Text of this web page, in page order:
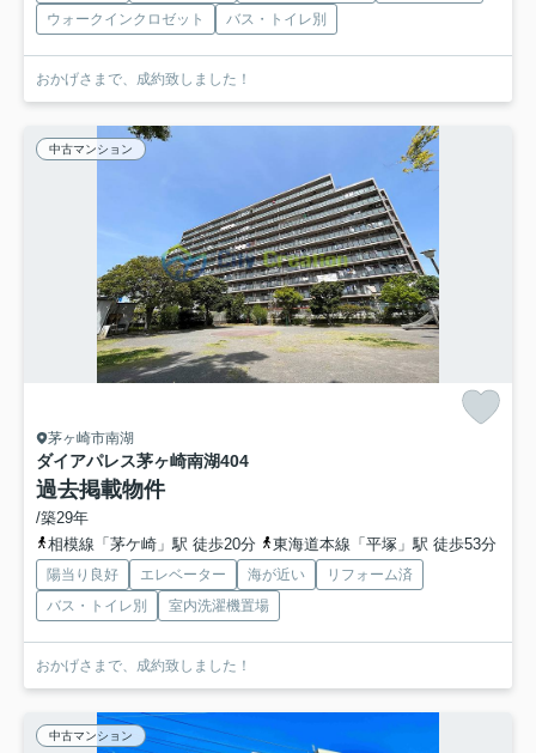
ウォークインクロゼット バス・トイレ別
おかげさまで、成約致しました！
中古マンション
茅ヶ崎市南湖
ダイアパレス茅ヶ崎南湖404
過去掲載物件
/築29年
相模線「茅ケ崎」駅 徒歩20分
東海道本線「平塚」駅 徒歩53分
陽当り良好 エレベーター 海が近い
リフォーム済
バス・トイレ別
室内洗濯機置場
おかげさまで、成約致しました！
中古マンション